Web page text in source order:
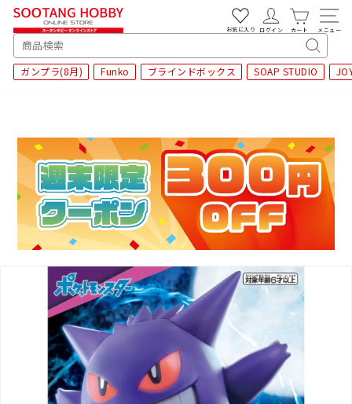
SEARCH
キ
ー
検
索
ガンプラ(8月) Funko ブラインドボックス SOAP STUDIO
お気に入り ログイン カート メニュー